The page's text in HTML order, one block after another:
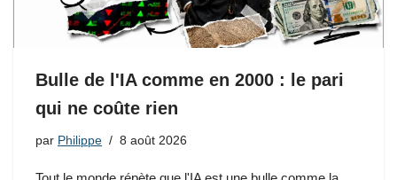
Bulle de l'IA comme en 2000 : le pari
qui ne coûte rien
par Philippe 8 août 2026